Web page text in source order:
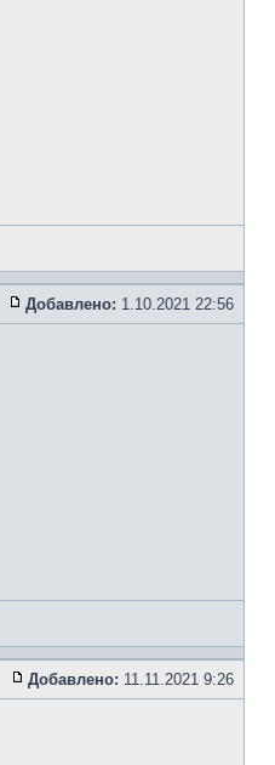
Добавлено: 1.10.2021 22:56
Добавлено: 11.11.2021 9:26